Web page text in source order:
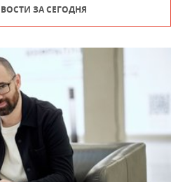
ЗА СЕГОДНЯ